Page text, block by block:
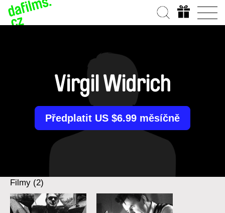
Virgil Widrich
Předplatit US $6.99 měsíčně
Filmy (2)